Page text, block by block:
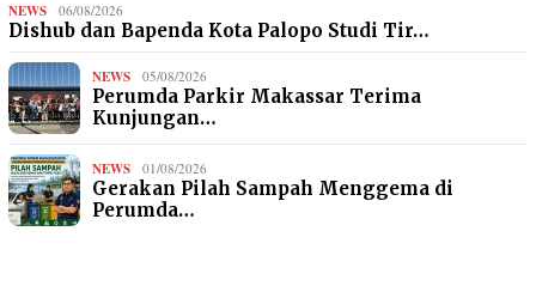
NEWS 06/08/2026
Dishub dan Bapenda Kota Palopo Studi Tir…
NEWS 05/08/2026
Perumda Parkir Makassar Terima
Kunjungan…
NEWS 01/08/2026
Gerakan Pilah Sampah Menggema di
Perumda…